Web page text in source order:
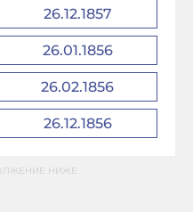
26.12.1857
26.01.1856
26.02.1856
26.12.1856
НИЖЕ